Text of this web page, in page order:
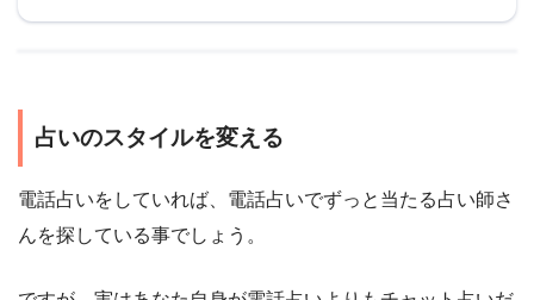
占いのスタイルを変える
電話占いをしていれば、電話占いでずっと当たる占い師さ
んを探している事でしょう。